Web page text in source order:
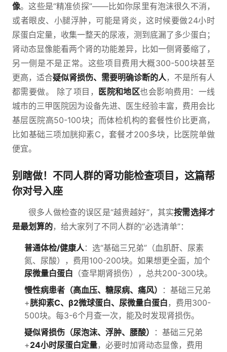
像。这些是“精准侦探”——比如你尿里有泡沫很久不消，
或者眼皮、小腿浮肿，可能是肾炎，这时候要做24小时
尿蛋白定量，收集一整天的尿液，测到底漏了多少蛋白；
肾动态显像能看两个肾的功能差异，比如一侧肾萎缩了，
另一侧是不是正常。这些项目费用大概300-500块甚至
更高，适合疑似肾损伤、需要明确诊断的人，不是所有人
都需要做。 除了项目，
医院和地区也会影响费用：一线
城市的三甲医院因为设备先进、医生经验丰富，费用会比
基层医院高50-100块；而体检机构的套餐性价比更高，
比如基础三项加胱抑素C，套餐才200多块，比医院单做
便宜。
别瞎做！不同人群的肾功能检查项目，这篇帮
你对号入座
很多人做检查的误区是“越贵越好”，其实按需选择才
是最划算的，给大家列了不同人群的“必选清单”：
普通体检/健康人：选“基础三兄弟”（血肌酐、尿素
氮、尿酸），费用100-200块。如果想更全面，加个
尿微量白蛋白 （查早期肾损伤），总共200-300块。
慢性病患者（高血压、糖尿病、痛风）
：基础三兄弟
+胱抑素C、β2微球蛋白、尿微量白蛋白 ，费用300-
500块。每3-6个月查一次，能及时发现肾损伤。
疑似肾损伤（尿泡沫、浮肿、腰酸）
：基础三兄弟
+24小时尿蛋白定量，必要时加肾动态显像，费用